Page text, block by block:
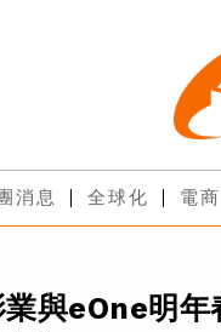
消息 全球化 電商
業與eOne明